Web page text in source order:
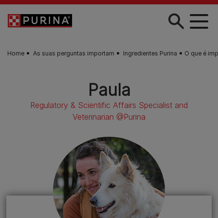
Skip to main content
Home As suas perguntas importam Ingredientes Purina O que é
Paula
Regulatory & Scientific Affairs Specialist and
Veterinarian @Purina